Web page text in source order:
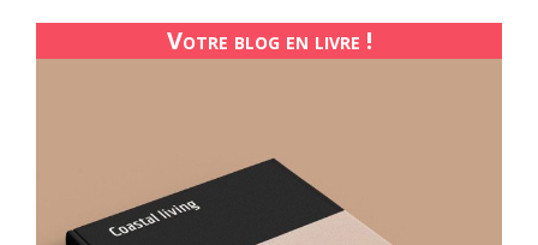
Votre blog en livre !